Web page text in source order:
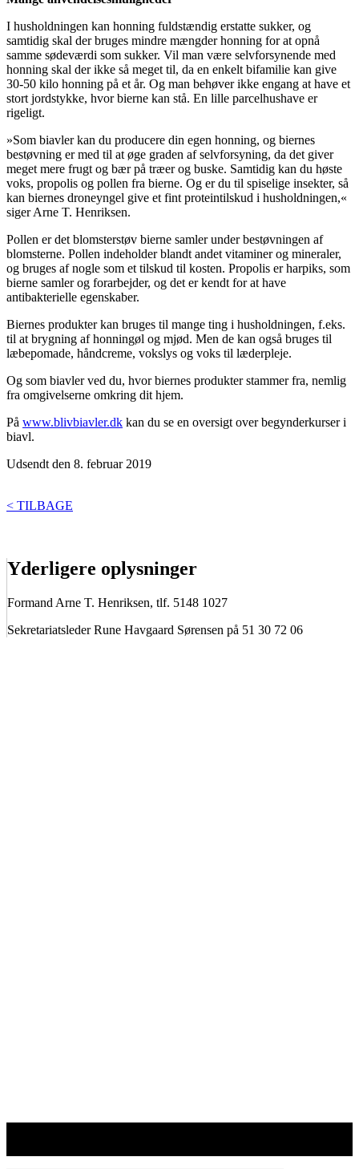
I husholdningen kan honning fuldstændig erstatte sukker, og
samtidig skal der bruges mindre mængder honning for at opnå
samme sødeværdi som sukker. Vil man være selvforsynende med
honning skal der ikke så meget til, da en enkelt bifamilie kan give
30-50 kilo honning på et år. Og man behøver ikke engang at have et
stort jordstykke, hvor bierne kan stå. En lille parcelhushave er
rigeligt.
»Som biavler kan du producere din egen honning, og biernes
bestøvning er med til at øge graden af selvforsyning, da det giver
meget mere frugt og bær på træer og buske. Samtidig kan du høste
voks, propolis og pollen fra bierne. Og er du til spiselige insekter, så
kan biernes droneyngel give et fint proteintilskud i husholdningen,«
siger Arne T. Henriksen.
Pollen er det blomsterstøv bierne samler under bestøvningen af
blomsterne. Pollen indeholder blandt andet vitaminer og mineraler,
og bruges af nogle som et tilskud til kosten. Propolis er harpiks, som
bierne samler og forarbejder, og det er kendt for at have
antibakterielle egenskaber.
Biernes produkter kan bruges til mange ting i husholdningen, f.eks.
til at brygning af honningøl og mjød. Men de kan også bruges til
læbepomade, håndcreme, vokslys og voks til læderpleje.
Og som biavler ved du, hvor biernes produkter stammer fra, nemlig
fra omgivelserne omkring dit hjem.
På www.blivbiavler.dk kan du se en oversigt over begynderkurser i
biavl.
Udsendt den 8. februar 2019
< TILBAGE
Yderligere oplysninger
Formand Arne T. Henriksen, tlf. 5148 1027
Sekretariatsleder Rune Havgaard Sørensen på 51 30 72 06